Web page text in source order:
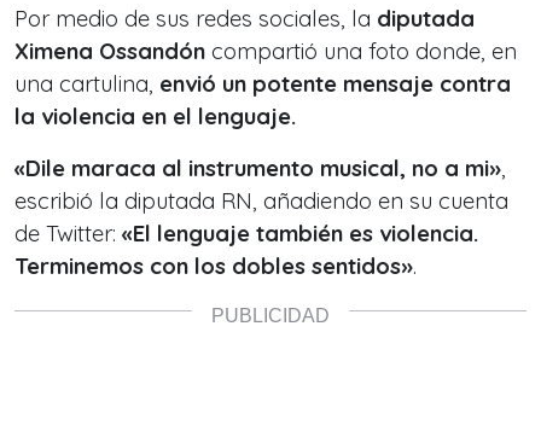
Por medio de sus redes sociales, la diputada
Ximena Ossandón compartió una foto donde, en
una cartulina, envió un potente mensaje contra
la violencia en el lenguaje.
«Dile maraca al instrumento musical, no a mi»,
escribió la diputada RN, añadiendo en su cuenta
de Twitter: «El lenguaje también es violencia.
Terminemos con los dobles sentidos».